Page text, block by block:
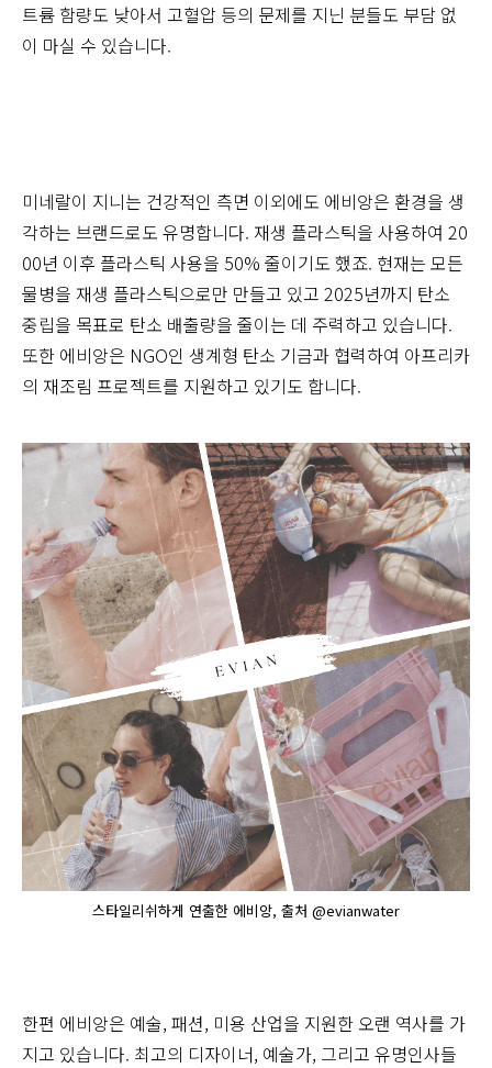
트륨 함량도 낮아서 고혈압 등의 문제를 지닌 분들도 부담 없
이 마실 수 있습니다.
미네랄이 지니는 건강적인 측면 이외에도 에비앙은 환경을 생
각하는 브랜드로도 유명합니다. 재생 플라스틱을 사용하여 20
00년 이후 플라스틱 사용을 50% 줄이기도 했죠. 현재는 모든
물병을 재생 플라스틱으로만 만들고 있고 2025년까지 탄소
중립을 목표로 탄소 배출량을 줄이는 데 주력하고 있습니다.
또한 에비앙은 NGO인 생계형 탄소 기금과 협력하여 아프리카
의 재조림 프로젝트를 지원하고 있기도 합니다.
스타일리쉬하게 연출한 에비앙, 출처 @evianwater
한편 에비앙은 예술, 패션, 미용 산업을 지원한 오랜 역사를 가
지고 있습니다. 최고의 디자이너, 예술가, 그리고 유명인사들